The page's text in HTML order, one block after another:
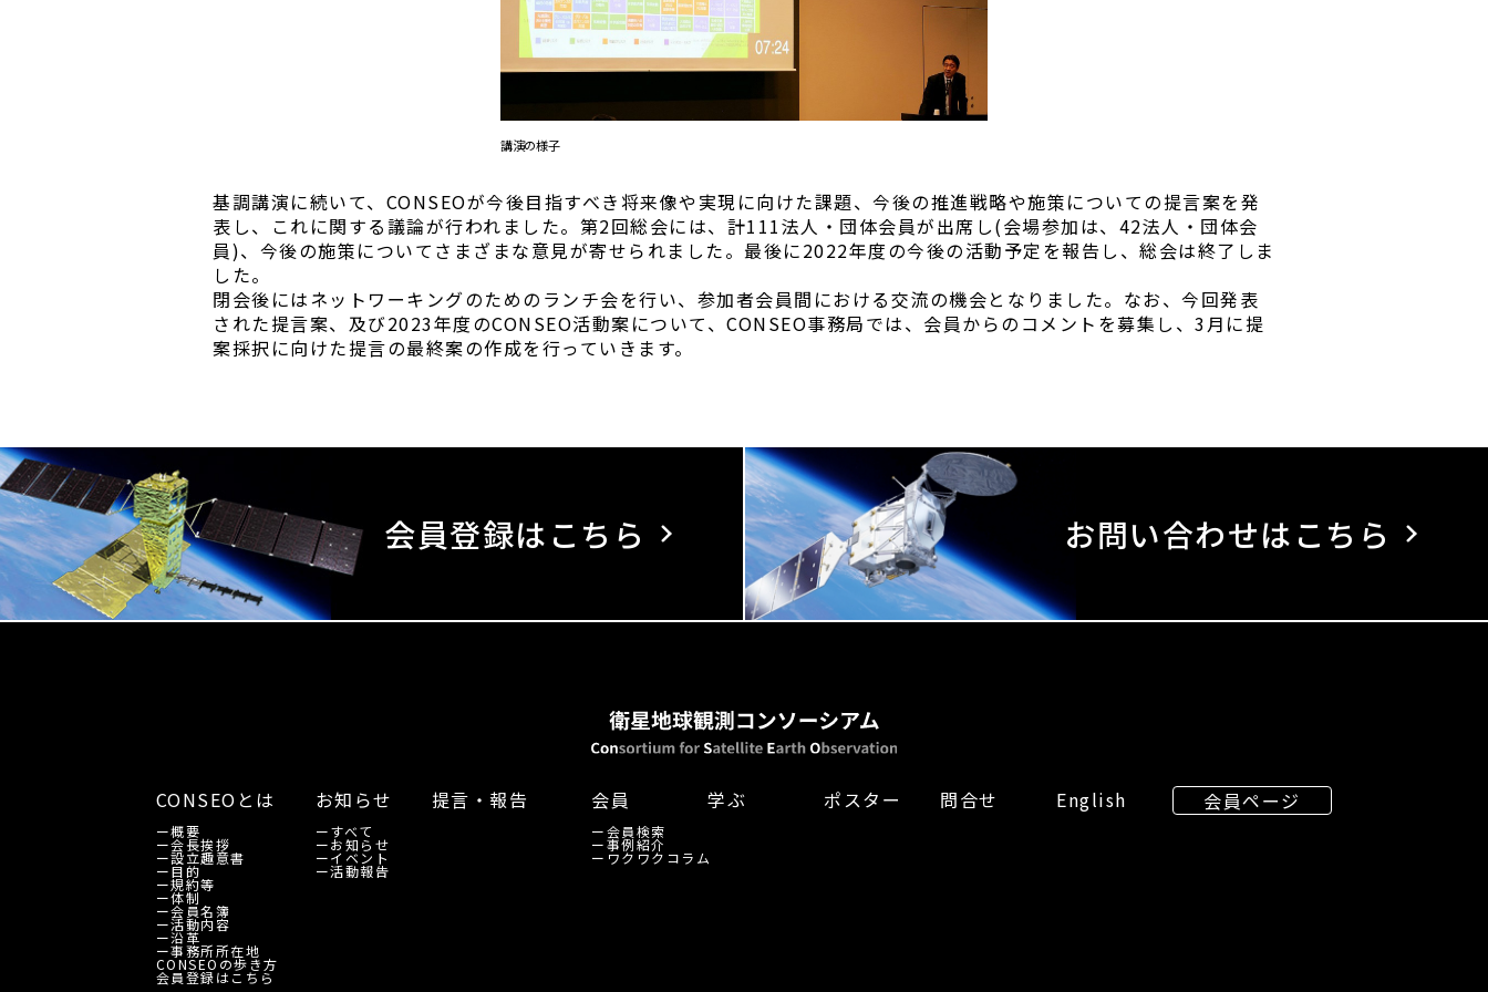
講演の様子
基調講演に続いて、CONSEOが今後目指すべき将来像や実現に向けた課題、今後の推進戦略や施策についての提言案を発
表し、これに関する議論が行われました。第2回総会には、計111法人・団体会員が出席し(会場参加は、42法人・団体会
員)、今後の施策についてさまざまな意見が寄せられました。最後に2022年度の今後の活動予定を報告し、総会は終了しま
した。
閉会後にはネットワーキングのためのランチ会を行い、参加者会員間における交流の機会となりました。なお、今回発表
された提言案、及び2023年度のCONSEO活動案について、CONSEO事務局では、会員からのコメントを募集し、3月に提
案採択に向けた提言の最終案の作成を行っていきます。
会員登録はこちら お問い合わせはこちら
CONSEOとは
ー概要
ー会長挨拶
ー設立趣意書
ー目的
ー規約等
ー体制
ー会員名簿
ー活動内容
ー沿革
ー事務所所在地
CONSEOの歩き方
会員登録はこちら
お知らせ
ーすべて
ーお知らせ
ーイベント
ー活動報告
提言・報告 会員
ー会員検索
ー事例紹介
ー ワクワクコラム
学ぶ ポスター 問合せ English 会員ページ